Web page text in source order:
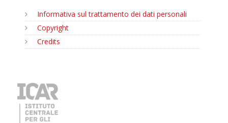
Informativa sul trattamento dei dati personali
Copyright
Credits